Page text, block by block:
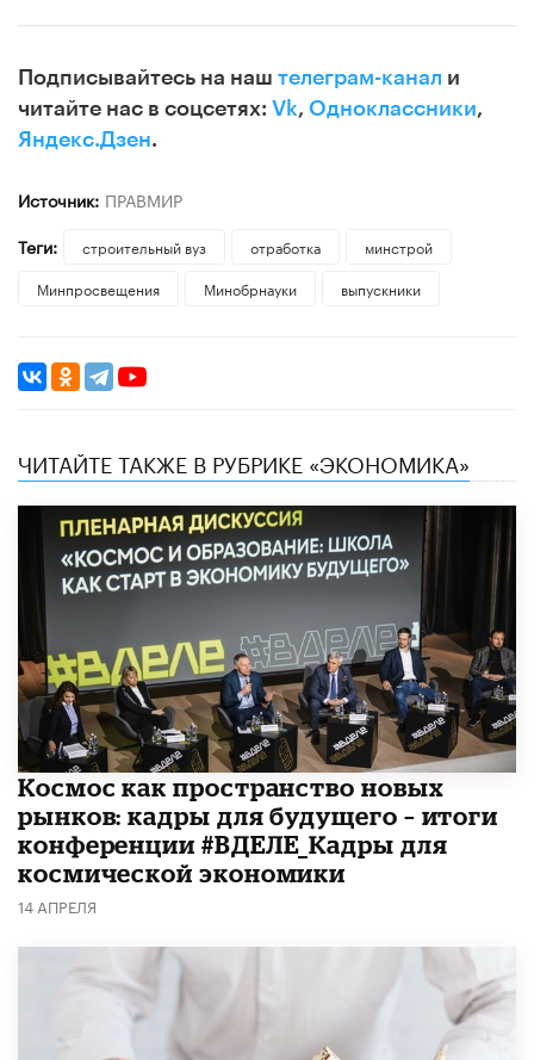
Подписывайтесь на наш телеграм-канал и
читайте нас в соцсетях: Vk, Одноклассники,
Яндекс.Дзен.
Источник: ПРАВМИР
Теги:
строительный вуз отработка
минстрой
Минпросвещения
Минобрнауки выпускники
ЧИТАЙТЕ ТАКЖЕ В РУБРИКЕ «ЭКОНОМИКА»
Космос как пространство новых
рынков: кадры для будущего – итоги
конференции #ВДЕЛЕ_Кадры для
космической экономики
14 АПРЕЛЯ